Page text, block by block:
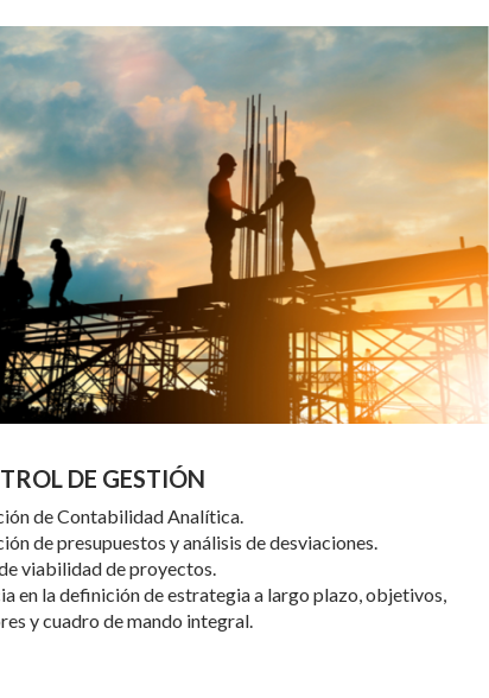
DE GESTIÓN
de Contabilidad Analítica.
de presupuestos y análisis de desviaciones.
viabilidad de proyectos.
en la definición de estrategia a largo plazo, objetivos,
y cuadro de mando integral.